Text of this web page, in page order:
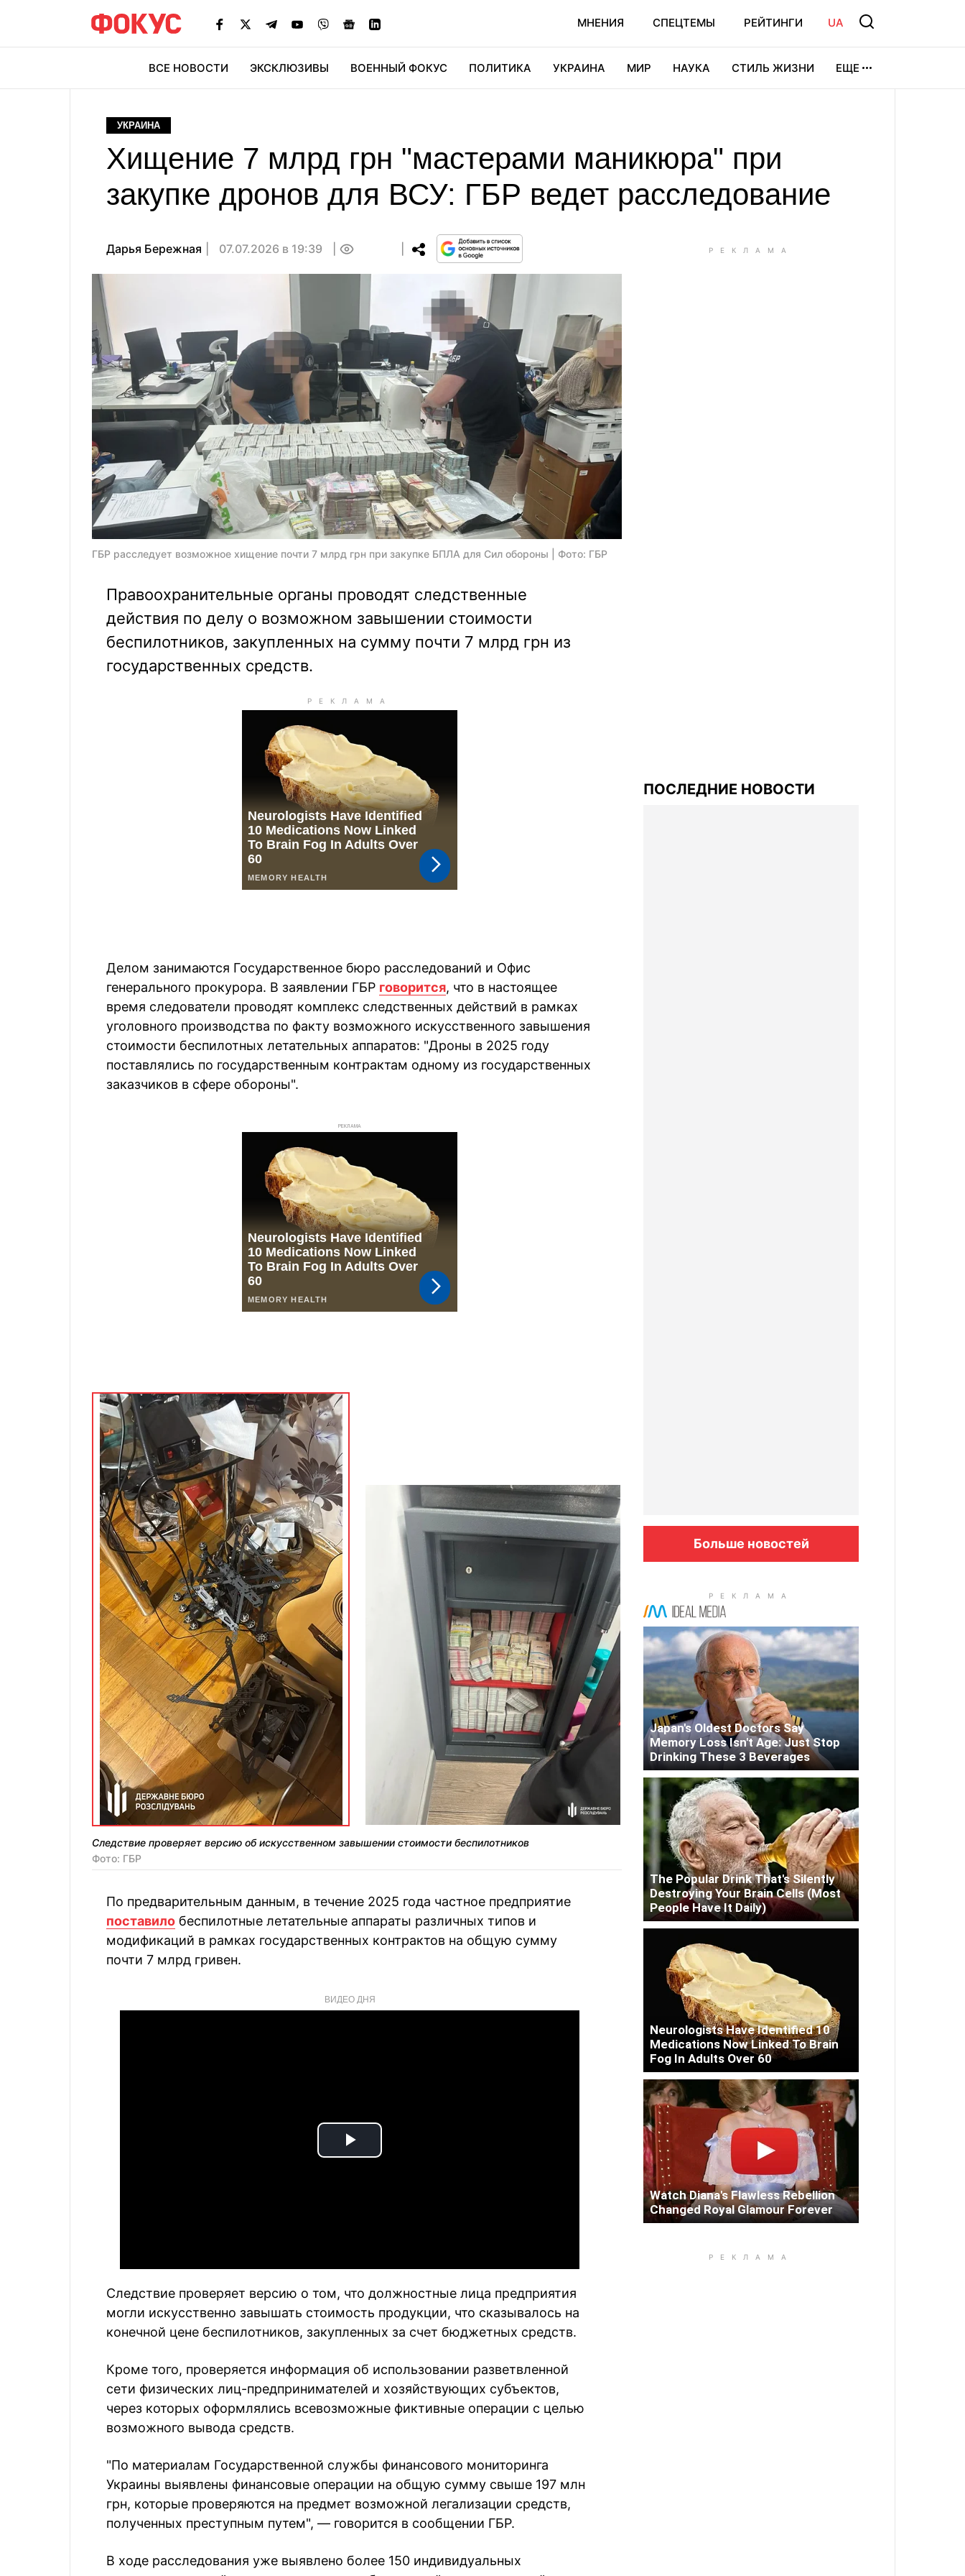
МНЕНИЯ СПЕЦТЕМЫ РЕЙТИНГИ UA
ВСЕ НОВОСТИ ЭКСКЛЮЗИВЫ ВОЕННЫЙ ФОКУС ПОЛИТИКА УКРАИНА МИР НАУКА СТИЛЬ ЖИЗНИ ЕЩЕ
УКРАИНА
Хищение 7 млрд грн "мастерами маникюра" при
закупке дронов для ВСУ: ГБР ведет расследование
Дарья Бережная 07.07.2026 в 19:39
ГБР расследует возможное хищение почти 7 млрд грн при закупке БПЛА для Сил обороны | Фото: ГБР
Правоохранительные органы проводят следственные
действия по делу о возможном завышении стоимости
беспилотников, закупленных на сумму почти 7 млрд грн из
государственных средств.
Делом занимаются Государственное бюро расследований и Офис
генерального прокурора. В заявлении ГБР говорится, что в настоящее
время следователи проводят комплекс следственных действий в рамках
уголовного производства по факту возможного искусственного завышения
стоимости беспилотных летательных аппаратов: "Дроны в 2025 году
поставлялись по государственным контрактам одному из государственных
заказчиков в сфере обороны".
РЕКЛАМА
Следствие проверяет версию об искусственном завышении стоимости беспилотников
Фото: ГБР
По предварительным данным, в течение 2025 года частное предприятие
поставило беспилотные летательные аппараты различных типов и
модификаций в рамках государственных контрактов на общую сумму
почти 7 млрд гривен.
ВИДЕО ДНЯ
Play
Следствие проверяет версию о том, что должностные лица предприятия
могли искусственно завышать стоимость продукции, что сказывалось на
конечной цене беспилотников, закупленных за счет бюджетных средств.
Кроме того, проверяется информация об использовании разветвленной
сети физических лиц-предпринимателей и хозяйствующих субъектов,
через которых оформлялись всевозможные фиктивные операции с целью
возможного вывода средств.
"По материалам Государственной службы финансового мониторинга
Украины выявлены финансовые операции на общую сумму свыше 197 млн
грн, которые проверяются на предмет возможной легализации средств,
полученных преступным путем", — говорится в сообщении ГБР.
В ходе расследования уже выявлено более 150 индивидуальных
ПОСЛЕДНИЕ НОВОСТИ
Больше новостей